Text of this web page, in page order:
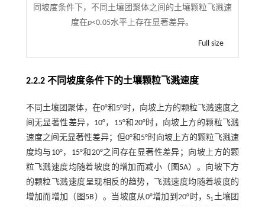
同坡度条件下，不同土壤团聚体之间的土壤颗粒飞溅速
度在p<0.05水平上存在显著差异。
Full size
2.2.2 不同坡度条件下的土壤颗粒飞溅速度
不同土壤团聚体，在0°和5°时，向坡上方的颗粒飞溅速度之
间无显著性差异，10°，15°和20°时，向坡上方的颗粒飞溅
速度之间无显著性差异；但0°和5°时向坡上方的颗粒飞溅速
度均与10°，15°和20°之间存在显著性差异；向坡上方的颗
粒飞溅速度均随着坡度的增加而减小（ 图5A）。向坡下方
的颗粒飞溅速度呈现相反的趋势，飞溅速度均随着坡度的
增加而增加（ 图5B）。当坡度从0°增加到20°时，S1土壤团